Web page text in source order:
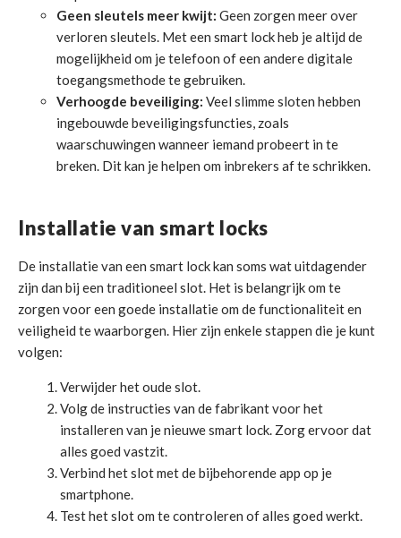
Geen sleutels meer kwijt: Geen zorgen meer over
verloren sleutels. Met een smart lock heb je altijd de
mogelijkheid om je telefoon of een andere digitale
toegangsmethode te gebruiken.
Verhoogde beveiliging: Veel slimme sloten hebben
ingebouwde beveiligingsfuncties, zoals
waarschuwingen wanneer iemand probeert in te
breken. Dit kan je helpen om inbrekers af te schrikken.
Installatie van smart locks
De installatie van een smart lock kan soms wat uitdagender
zijn dan bij een traditioneel slot. Het is belangrijk om te
zorgen voor een goede installatie om de functionaliteit en
veiligheid te waarborgen. Hier zijn enkele stappen die je kunt
volgen:
Verwijder het oude slot.
Volg de instructies van de fabrikant voor het
installeren van je nieuwe smart lock. Zorg ervoor dat
alles goed vastzit.
Verbind het slot met de bijbehorende app op je
smartphone.
Test het slot om te controleren of alles goed werkt.